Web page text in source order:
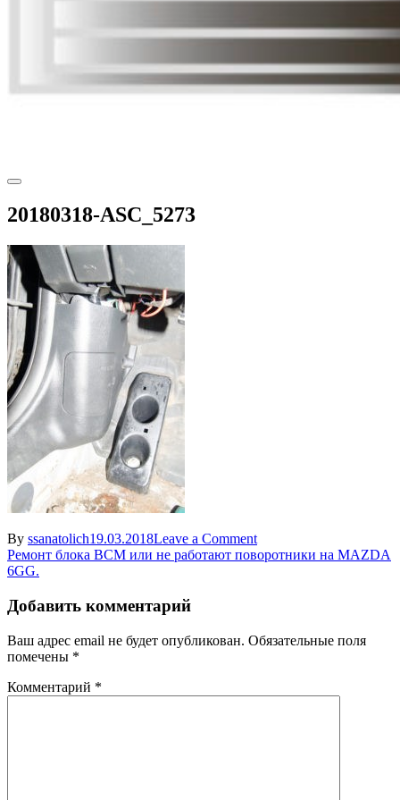
20180318-ASC_5273
By ssanatolich19.03.2018Leave a Commenton
20180318-
Навигация
по
записям
Ремонт блока BCM или не работают поворотники на MAZDA
6GG.
Добавить комментарий
Ваш адрес email не будет опубликован. Обязательные поля
помечены *
Комментарий *